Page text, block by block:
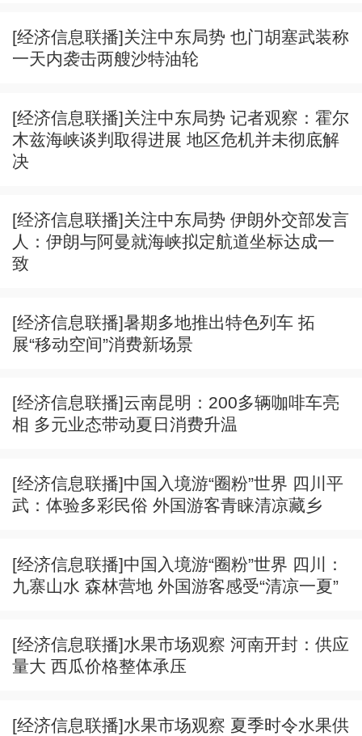
[经济信息联播]关注中东局势 也门胡塞武装称
一天内袭击两艘沙特油轮
[经济信息联播]关注中东局势 记者观察：霍尔
木兹海峡谈判取得进展 地区危机并未彻底解
决
[经济信息联播]关注中东局势 伊朗外交部发言
人：伊朗与阿曼就海峡拟定航道坐标达成一
致
[经济信息联播]暑期多地推出特色列车 拓
展“移动空间”消费新场景
[经济信息联播]云南昆明：200多辆咖啡车亮
相 多元业态带动夏日消费升温
[经济信息联播]中国入境游“圈粉”世界 四川平
武：体验多彩民俗 外国游客青睐清凉藏乡
[经济信息联播]中国入境游“圈粉”世界 四川：
九寨山水 森林营地 外国游客感受“清凉一夏”
[经济信息联播]水果市场观察 河南开封：供应
量大 西瓜价格整体承压
[经济信息联播]水果市场观察 夏季时令水果供